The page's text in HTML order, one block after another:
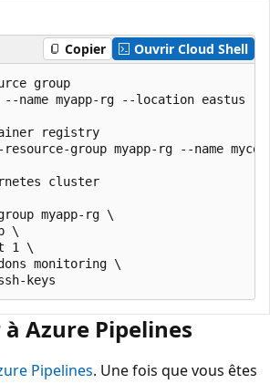
Copier Ouvrir Cloud Shell
group
name myapp-rg --location eastus
registry
group myapp-rg --name
cluster
myapp-rg \
\
1 \
monitoring \
Azure Pipelines
Pipelines. Une fois que vous êtes